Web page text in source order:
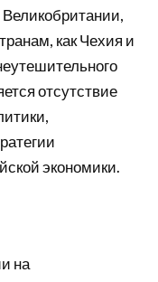
как Чехия и
отсутствие
экономики.
на